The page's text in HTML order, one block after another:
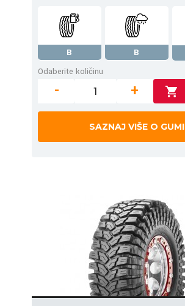
B B
Odaberite količinu
- +
SAZNAJ VIŠE O GUMI